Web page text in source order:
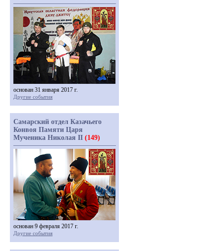
основан 31 января 2017 г.
Другие события
Самарский отдел Казачьего
Конвоя Памяти Царя
Мученика Николая II (149)
основан 9 февраля 2017 г.
Другие события